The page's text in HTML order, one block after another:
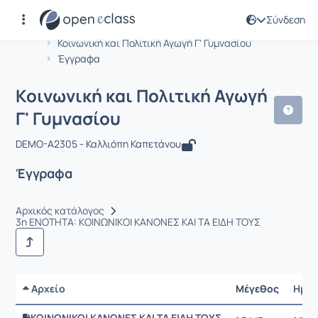
Σύνδεση
Αρχική Σελίδα
Κοινωνική και Πολιτική Αγωγή Γ' Γυμνασίου
Έγγραφα
Μάθημα : Κοινωνική και Πολιτική
Κοινωνική και Πολιτική Αγωγή
Γ' Γυμνασίου
DEMO-A2305 - Καλλιόπη Καπετάνου
Έγγραφα
Αρχικός κατάλογος
3η ΕΝΟΤΗΤΑ: ΚΟΙΝΩΝΙΚΟΙ ΚΑΝΟΝΕΣ ΚΑΙ ΤΑ ΕΙΔΗ ΤΟΥΣ
Αρχείο Μέγεθος